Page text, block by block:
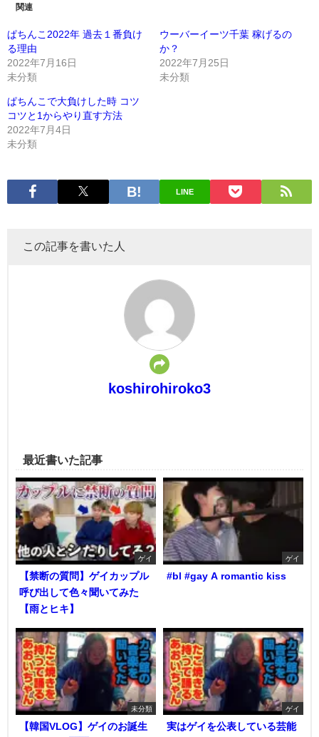
関連
ぱちんこ2022年 過去１番負け
る理由
2022年7月16日
未分類
ウーバーイーツ千葉 稼げるの
か？
2022年7月25日
未分類
ぱちんこで大負けした時 コツ
コツと1からやり直す方法
2022年7月4日
未分類
LINE
この記事を書いた人
koshirohiroko3
最近書いた記事
ゲイ
【禁断の質問】ゲイカップル
呼び出して色々聞いてみた
【雨とヒキ】
ゲイ
#bl #gay A romantic kiss
未分類
【韓国VLOG】ゲイのお誕生
ゲイ
実はゲイを公表している芸能